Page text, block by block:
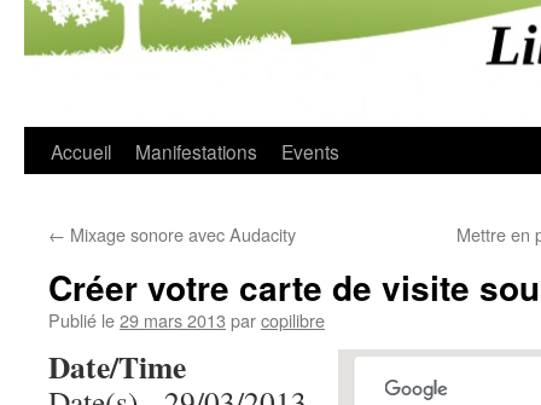
Accueil Manifestations Events
← Mixage sonore avec Audacity Mettre en
Créer votre carte de visite
Publié le29 mars 2013 parcopilibre
Date/Time